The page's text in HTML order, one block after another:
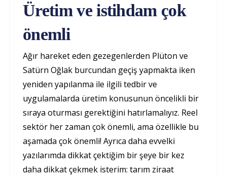
Üretim ve istihdam çok
önemli
Ağır hareket eden gezegenlerden Plüton ve
Satürn Oğlak burcundan geçiş yapmakta iken
yeniden yapılanma ile ilgili tedbir ve
uygulamalarda üretim konusunun öncelikli bir
sıraya oturması gerektiğini hatırlamalıyız. Reel
sektör her zaman çok önemli, ama özellikle bu
aşamada çok önemli! Ayrıca daha evvelki
yazılarımda dikkat çektiğim bir şeye bir kez
daha dikkat çekmek isterim: tarım ziraat